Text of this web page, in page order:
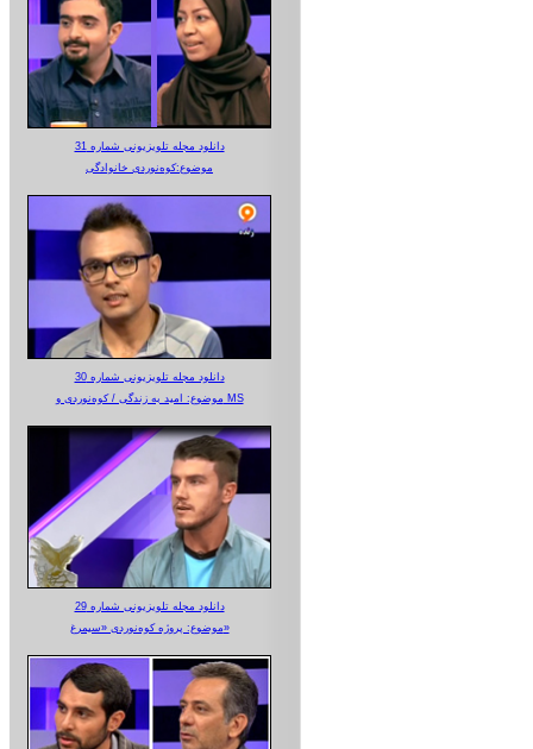
دانلود مجله تلویزیونی شماره 31
موضوع:کوه‌نوردی خانوادگی
دانلود مجله تلویزیونی شماره 30
موضوع: امید به زندگی / کوه‌نوردی و MS
دانلود مجله تلویزیونی شماره 29
موضوع: پروژه کوه‌نوردی «سیمرغ»